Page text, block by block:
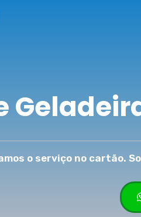
o serviço no cartão.